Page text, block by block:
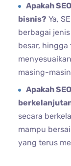
Apakah
bisnis? Ya,
berbagai
besar,
masing-
Apakah
secara
mampu
yang terus